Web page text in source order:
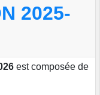
2025-
est composée de